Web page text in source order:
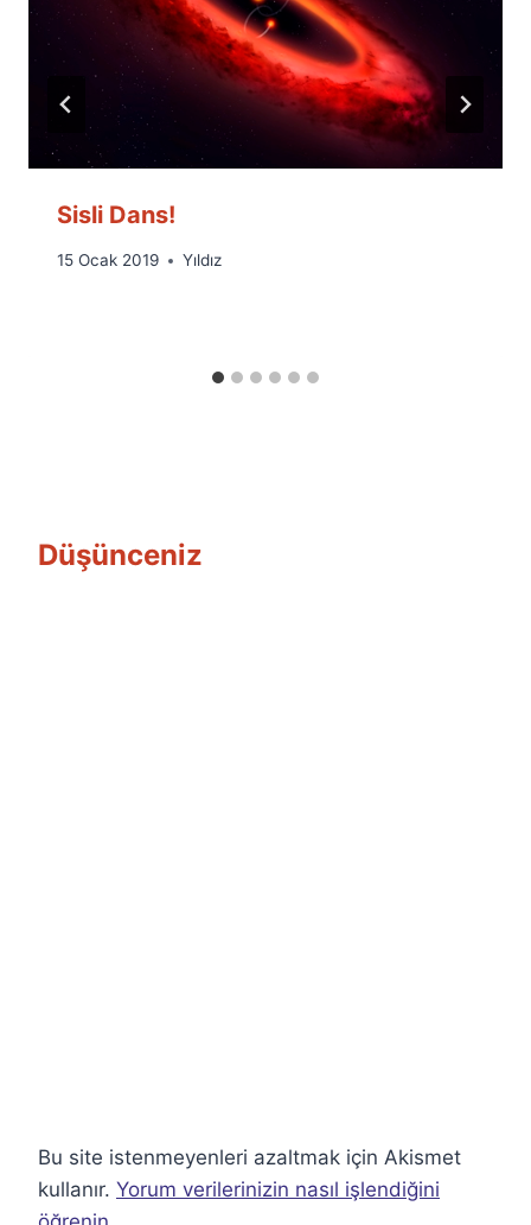
Sisli Dans!
By
15 Ocak 2019 Yıldız
Düşünceniz
Bu site istenmeyenleri azaltmak için Akismet
kullanır. Yorum verilerinizin nasıl işlendiğini